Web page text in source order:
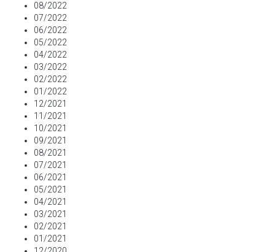
08/2022
07/2022
06/2022
05/2022
04/2022
03/2022
02/2022
01/2022
12/2021
11/2021
10/2021
09/2021
08/2021
07/2021
06/2021
05/2021
04/2021
03/2021
02/2021
01/2021